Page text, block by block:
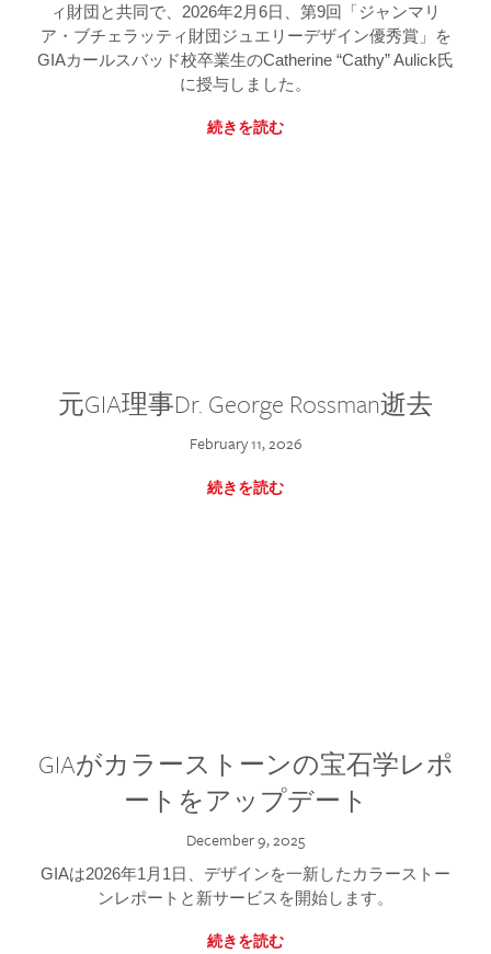
ィ財団と共同で、2026年2月6日、第9回「ジャンマリ
ア・ブチェラッティ財団ジュエリーデザイン優秀賞」を
GIAカールスバッド校卒業生のCatherine “Cathy” Aulick氏
に授与しました。
続きを読む
元GIA理事Dr. George Rossman逝去
February 11, 2026
続きを読む
GIAがカラーストーンの宝石学レポ
ートをアップデート
December 9, 2025
GIAは2026年1月1日、デザインを一新したカラーストー
ンレポートと新サービスを開始します。
続きを読む